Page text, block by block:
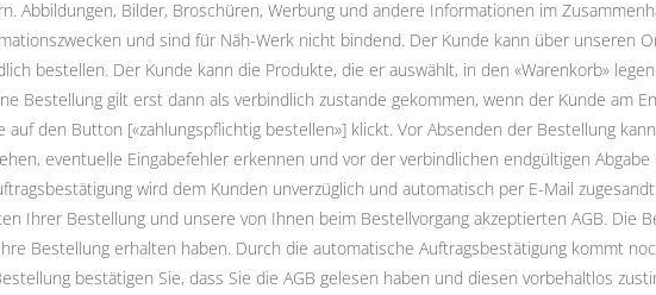
Abbildungen, Bilder, Broschüren, Werbung und andere Informationen im
und sind für Näh-Werk nicht bindend. Der Kunde kann über unseren
bestellen. Der Kunde kann die Produkte, die er auswählt, in den «Warenkorb»
Bestellung gilt erst dann als verbindlich zustande gekommen, wenn der Kunde am
auf den Button [«zahlungspflichtig bestellen»] klickt. Vor Absenden der Bestellung
eventuelle Eingabefehler erkennen und vor der verbindlichen endgültigen
wird dem Kunden unverzüglich und automatisch per E-Mail
Ihrer Bestellung und unsere von Ihnen beim Bestellvorgang akzeptierten AGB. Die
Bestellung erhalten haben. Durch die automatische Auftragsbestätigung kommt
bestätigen Sie, dass Sie die AGB gelesen haben und diesen vorbehaltlos